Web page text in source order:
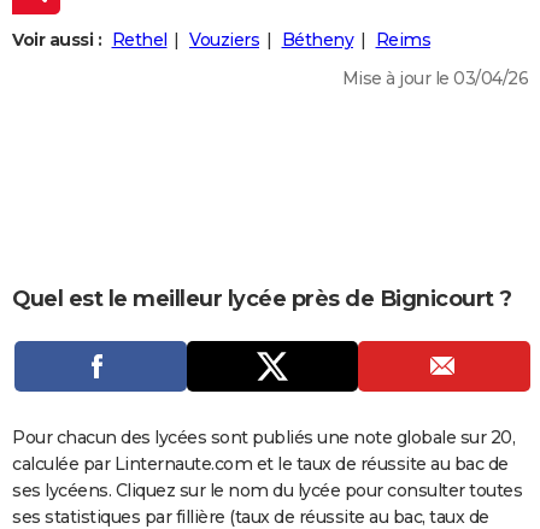
Guides de France
Escapades
Patrimoine
Expositions
Musées
Week-end nature
+
LIFESTYLE
CARTE DE VOEUX
Carte de Noël
Carte Bonne année
Carte Saint-Valentin
Carte Pâques
Carte d'anniversaire
DICTIONNAIRE
COPAINS D'AVANT
S'inscrire
Se connecter
Lycées
Collèges
Primaires
Universités
Entreprises
Service militaire
Avis de recherche
AVIS DE DÉCÈS
Voir aussi : Rethel Vouziers Bétheny
Reims
Mise à jour le 03/04/26
Quel est le meilleur lycée près de Bignicourt ?
Pour chacun des lycées sont publiés une note globale sur 20,
calculée par Linternaute.com et le taux de réussite au bac de
ses lycéens. Cliquez sur le nom du lycée pour consulter toutes
ses statistiques par fillière (taux de réussite au bac, taux de